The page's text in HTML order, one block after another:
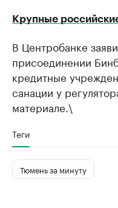
Крупные
В Центробанке
присоединении
кредитные
санации у
материале.\
Теги
Тюмень за минуту